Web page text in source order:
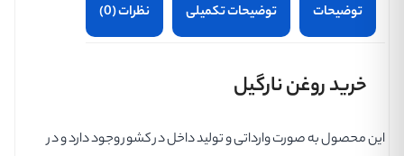
توضیحات توضیحات تکمیلی نظرات (0)
خرید روغن نارگیل
این محصول به صورت وارداتی و تولید داخل در کشور وجود دارد و در